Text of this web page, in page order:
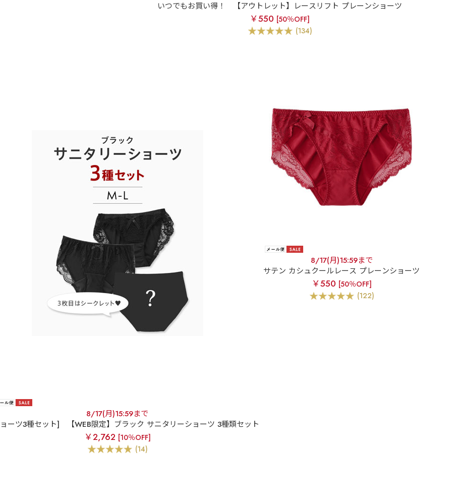
いつでもお買い得！ 【アウトレット】レースリフト プレーンショーツ
￥550 [50％OFF]
(134)
8/17(月)15:59まで
ーツ3種セット]
【WEB限定】ブラック サニタリーショーツ 3種類セット
￥2,762 [10％OFF]
(14)
8/17(月)15:59まで
サテン カシュクールレース プレーンショーツ
￥550 [50％OFF]
(122)